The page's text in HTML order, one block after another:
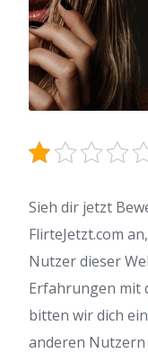
Sieh dir jetzt
FlirteJetzt.com
Nutzer dieser
Erfahrungen mit
bitten wir dich
anderen